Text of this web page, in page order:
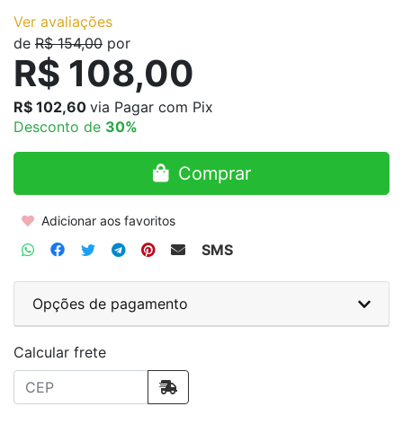
Ver avaliações
de R$ 154,00 por
R$ 108,00
R$ 102,60 via Pagar com Pix
Desconto de 30%
Comprar
Adicionar aos favoritos
SMS
Opções de pagamento
Calcular frete